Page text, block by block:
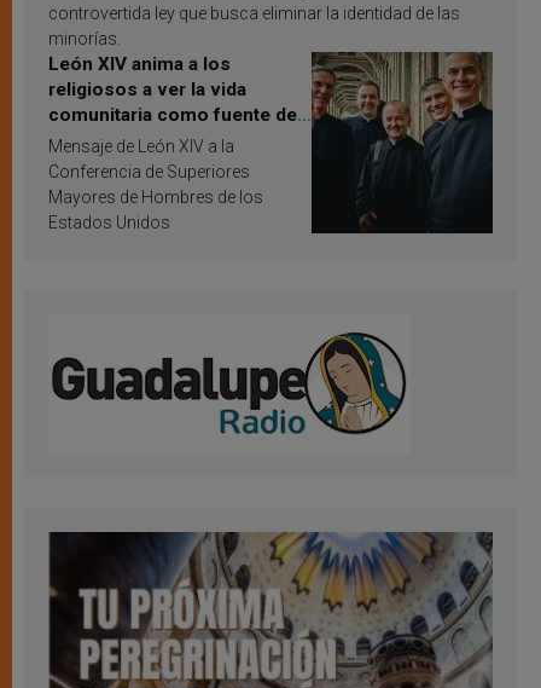
controvertida ley que busca eliminar la identidad de las
minorías.
León XIV anima a los
religiosos a ver la vida
comunitaria como fuente de
inspiración y santificación
Mensaje de León XIV a la
Conferencia de Superiores
Mayores de Hombres de los
Estados Unidos